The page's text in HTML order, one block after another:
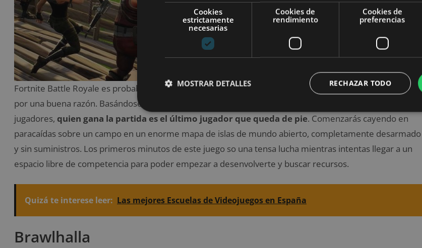
Fortnite Battle Royale es probablemente el juego multijugador gratuito más popular en este momento y
por una buena razón. Basándose en los campos de batalla de Player Unknown con un máximo de 100
jugadores, quien gana la partida es el último jugador que queda de pie. Comenzarás cayendo en
paracaídas sobre un campo en un enorme mapa de islas de mundo abierto, completamente desarmado
y sin suministros. Los primeros minutos de este juego so una tensa lucha mientras intentas llegar a un
espacio libre de competencia para poder empezar a desenvolverte y buscar recursos.
Quizá te interese leer: Las mejores Escuelas de Videojuegos en España
Brawlhalla
Cookies
estrictamente
necesarias
Cookies de
rendimiento
Cookies de
preferencias
RECHAZAR TODO
MOSTRAR DETALLES